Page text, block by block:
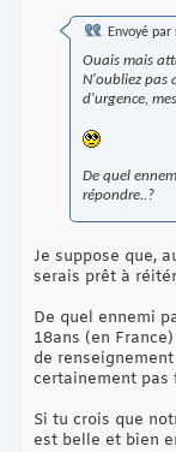
Envoyé par
Ouais mais
N'oubliez pas
d'urgence,
De quel
répondre..?
Je suppose que,
serais prêt à
De quel ennemi
18ans (en
de
certainement pas
Si tu crois que
est belle et bien